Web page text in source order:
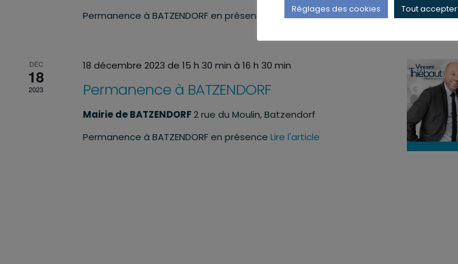
Permanence à BATZENDORF en présence
Lire l'article
DÉC
18
2023
18 décembre 2023 de 15 h 30 min à16 h 30 min
Permanence à BATZENDORF
Mairie de BATZENDORF2 rue du Moulin, Batzendorf
Permanence à BATZENDORF en présenceLire l'article
Réglages des cookies Tout accepter